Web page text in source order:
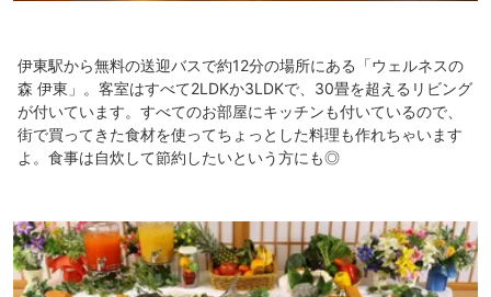
伊東駅から無料の送迎バスで約12分の場所にある「ウェルネスの
森 伊東」。客室はすべて2LDKか3LDKで、30畳を超えるリビング
が付いています。すべてのお部屋にキッチンも付いているので、
街で買ってきた食材を使ってちょっとした料理も作れちゃいます
よ。食事は自炊して節約したいという方にも◎